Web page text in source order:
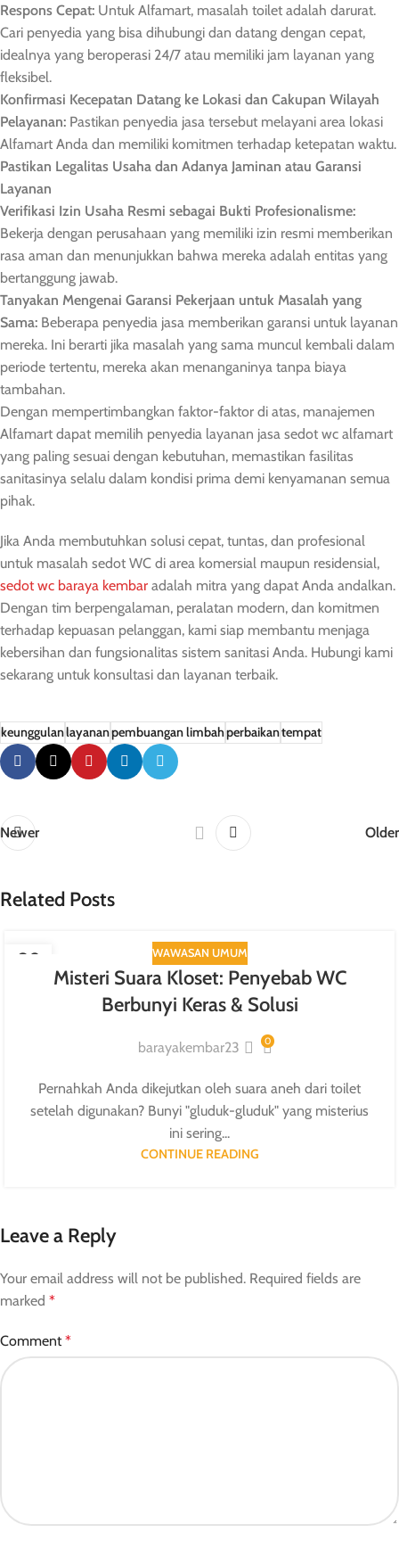
Respons Cepat: Untuk Alfamart, masalah toilet adalah darurat.
Cari penyedia yang bisa dihubungi dan datang dengan cepat,
idealnya yang beroperasi 24/7 atau memiliki jam layanan yang
fleksibel.
Konfirmasi Kecepatan Datang ke Lokasi dan Cakupan Wilayah
Pelayanan: Pastikan penyedia jasa tersebut melayani area lokasi
Alfamart Anda dan memiliki komitmen terhadap ketepatan waktu.
Pastikan Legalitas Usaha dan Adanya Jaminan atau Garansi
Layanan
Verifikasi Izin Usaha Resmi sebagai Bukti Profesionalisme:
Bekerja dengan perusahaan yang memiliki izin resmi memberikan
rasa aman dan menunjukkan bahwa mereka adalah entitas yang
bertanggung jawab.
Tanyakan Mengenai Garansi Pekerjaan untuk Masalah yang
Sama: Beberapa penyedia jasa memberikan garansi untuk layanan
mereka. Ini berarti jika masalah yang sama muncul kembali dalam
periode tertentu, mereka akan menanganinya tanpa biaya
tambahan.
Dengan mempertimbangkan faktor-faktor di atas, manajemen
Alfamart dapat memilih penyedia layanan jasa sedot wc alfamart
yang paling sesuai dengan kebutuhan, memastikan fasilitas
sanitasinya selalu dalam kondisi prima demi kenyamanan semua
pihak.
Jika Anda membutuhkan solusi cepat, tuntas, dan profesional
untuk masalah sedot WC di area komersial maupun residensial,
sedot wc baraya kembar adalah mitra yang dapat Anda andalkan.
Dengan tim berpengalaman, peralatan modern, dan komitmen
terhadap kepuasan pelanggan, kami siap membantu menjaga
kebersihan dan fungsionalitas sistem sanitasi Anda. Hubungi kami
sekarang untuk konsultasi dan layanan terbaik.
keunggulanlayananpembuangan limbahperbaikantempat
Newer Older
Related Posts
09 WAWASAN UMUM
Misteri Suara Kloset: Penyebab WC
Berbunyi Keras & Solusi
barayakembar23 0
Pernahkah Anda dikejutkan oleh suara aneh dari toilet
setelah digunakan? Bunyi "gluduk-gluduk" yang misterius
ini sering...
CONTINUE READING
Leave a Reply
Your email address will not be published. Required fields are
marked *
Comment*